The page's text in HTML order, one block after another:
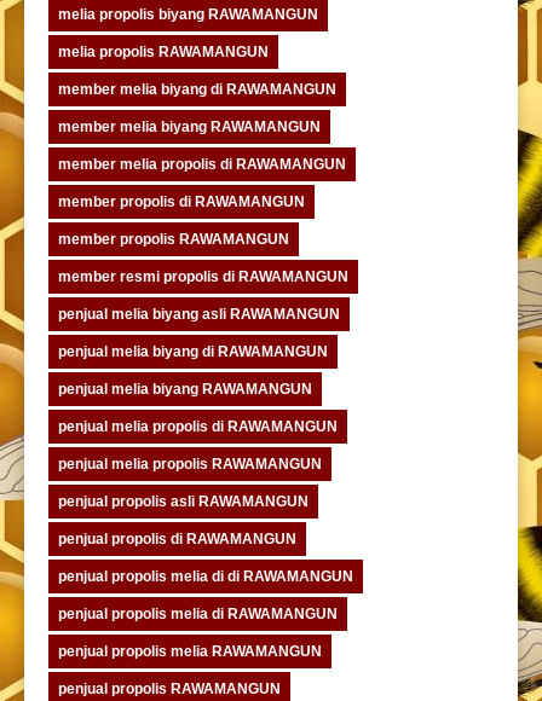
melia propolis biyang RAWAMANGUN
melia propolis RAWAMANGUN
member melia biyang di RAWAMANGUN
member melia biyang RAWAMANGUN
member melia propolis di RAWAMANGUN
member propolis di RAWAMANGUN
member propolis RAWAMANGUN
member resmi propolis di RAWAMANGUN
penjual melia biyang asli RAWAMANGUN
penjual melia biyang di RAWAMANGUN
penjual melia biyang RAWAMANGUN
penjual melia propolis di RAWAMANGUN
penjual melia propolis RAWAMANGUN
penjual propolis asli RAWAMANGUN
penjual propolis di RAWAMANGUN
penjual propolis melia di di RAWAMANGUN
penjual propolis melia di RAWAMANGUN
penjual propolis melia RAWAMANGUN
penjual propolis RAWAMANGUN